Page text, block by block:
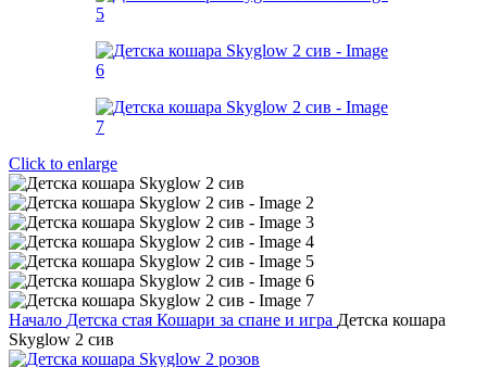
Click to enlarge
Начало Детска стая Кошари за спане и игра Детска кошара
Skyglow 2 сив